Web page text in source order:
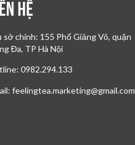
Hệ
sở chính: 155 Phố Giảng Võ, quận
Đa, TP Hà Nội
0982.294.133
feelingtea.marketing@gmail.com